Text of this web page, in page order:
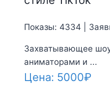
Показы: 4334 |
Захватывающее
аниматорами и ...
Цена: 5000₽